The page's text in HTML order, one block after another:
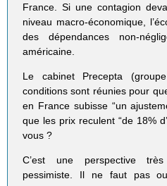
France. Si une contagion
niveau macro-économique,
des dépendances non-
américaine.
Le cabinet Precepta
conditions sont réunies pour
en France subisse “un
que les prix reculent “de 18%
vous ?
C’est une perspective
pessimiste. Il ne faut pas